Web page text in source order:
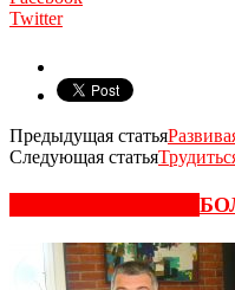
Twitter
Предыдущая статья
Следующая статья